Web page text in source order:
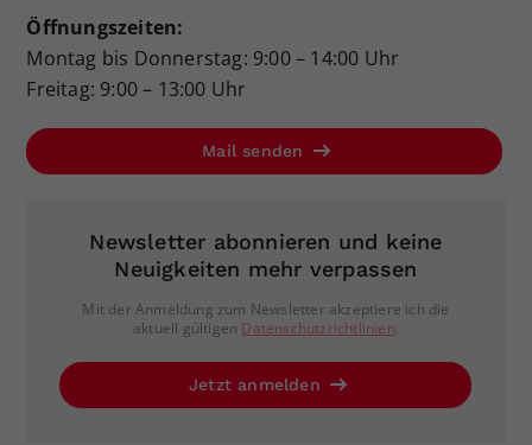
Öffnungszeiten:
Montag bis Donnerstag: 9:00 – 14:00 Uhr
Freitag: 9:00 – 13:00 Uhr
Mail senden
Newsletter abonnieren und keine
Neuigkeiten mehr verpassen
Mit der Anmeldung zum Newsletter akzeptiere ich die
aktuell gültigen Datenschutzrichtlinien.
Jetzt anmelden